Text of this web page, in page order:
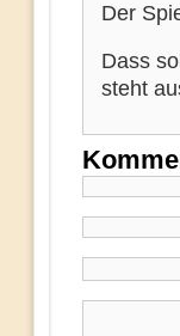
Der
Dass
steht